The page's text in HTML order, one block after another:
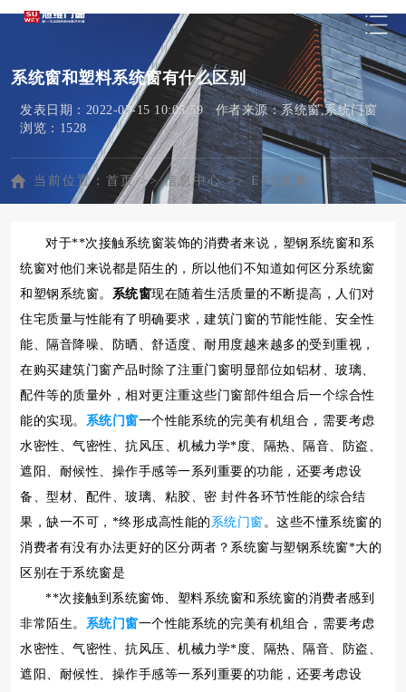
系统窗和塑料系统窗有什么区别
发表日期：2022-03-15 10:05:59 作者来源：系统窗,系统门窗
浏览：1528
当前位置： 首页>>信息中心>>ESS玻璃
对于**次接触系统窗装饰的消费者来说，塑钢系统窗和系
统窗对他们来说都是陌生的，所以他们不知道如何区分系统窗
和塑钢系统窗。 系统窗现在随着生活质量的不断提高，人们对
住宅质量与性能有了明确要求，建筑门窗的节能性能、安全性
能、隔音降噪、防晒、舒适度、耐用度越来越多的受到重视，
在购买建筑门窗产品时除了注重门窗明显部位如铝材、玻璃、
配件等的质量外，相对更注重这些门窗部件组合后一个综合性
能的实现。 系统门窗一个性能系统的完美有机组合，需要考虑
水密性、气密性、抗风压、机械力学*度、隔热、隔音、防盗、
遮阳、耐候性、操作手感等一系列重要的功能，还要考虑设
备、型材、配件、玻璃、粘胶、密 封件各环节性能的综合结
果，缺一不可，*终形成高性能的 系统门窗。这些不懂系统窗的
消费者有没有办法更好的区分两者？系统窗与塑钢系统窗*大的
区别在于系统窗是
**次接触到系统窗饰、塑料系统窗和系统窗的消费者感到
非常陌生。 系统门窗一个性能系统的完美有机组合，需要考虑
水密性、气密性、抗风压、机械力学*度、隔热、隔音、防盗、
遮阳、耐候性、操作手感等一系列重要的功能，还要考虑设